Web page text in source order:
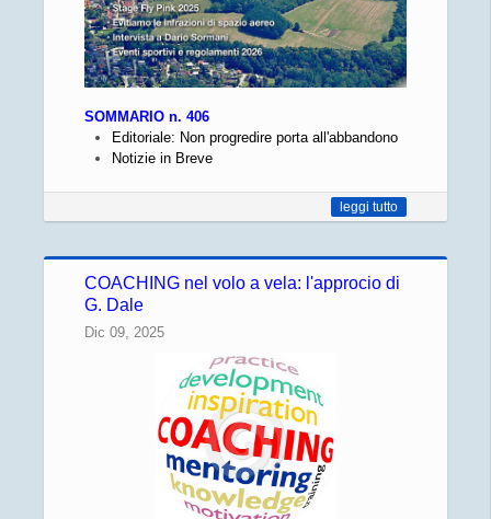
SOMMARIO n. 406
Editoriale: Non progredire porta all'abbandono
Notizie in Breve
leggi tutto
COACHING nel volo a vela: l'approcio di
G. Dale
Dic 09, 2025